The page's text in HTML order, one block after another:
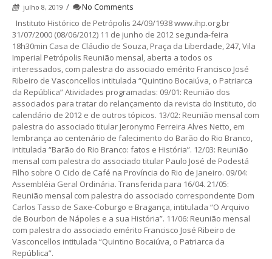
julho 8, 2019 /
No Comments
Instituto Histórico de Petrópolis 24/09/1938 www.ihp.org.br
31/07/2000 (08/06/2012) 11 de junho de 2012 segunda-feira
18h30min Casa de Cláudio de Souza, Praça da Liberdade, 247, Vila
Imperial Petrópolis Reunião mensal, aberta a todos os
interessados, com palestra do associado emérito Francisco José
Ribeiro de Vasconcellos intitulada “Quintino Bocaiúva, o Patriarca
da República” Atividades programadas: 09/01: Reunião dos
associados para tratar do relançamento da revista do Instituto, do
calendário de 2012 e de outros tópicos. 13/02: Reunião mensal com
palestra do associado titular Jeronymo Ferreira Alves Netto, em
lembrança ao centenário de falecimento do Barão do Rio Branco,
intitulada “Barão do Rio Branco: fatos e História”. 12/03: Reunião
mensal com palestra do associado titular Paulo José de Podestá
Filho sobre O Ciclo de Café na Província do Rio de Janeiro. 09/04:
Assembléia Geral Ordinária. Transferida para 16/04. 21/05:
Reunião mensal com palestra do associado correspondente Dom
Carlos Tasso de Saxe-Coburgo e Bragança, intitulada “O Arquivo
de Bourbon de Nápoles e a sua História”. 11/06: Reunião mensal
com palestra do associado emérito Francisco José Ribeiro de
Vasconcellos intitulada “Quintino Bocaiúva, o Patriarca da
República”.